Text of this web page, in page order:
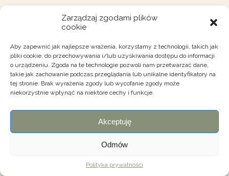
Zarządzaj zgodami plików
cookie
Aby zapewnić jak najlepsze wrażenia, korzystamy z technologii, takich jak
pliki cookie, do przechowywania i/lub uzyskiwania dostępu do informacji
o urządzeniu. Zgoda na te technologie pozwoli nam przetwarzać dane,
takie jak zachowanie podczas przeglądania lub unikalne identyfikatory na
tej stronie. Brak wyrażenia zgody lub wycofanie zgody może
niekorzystnie wpłynąć na niektóre cechy i funkcje.
Akceptuję
Odmów
Polityka prywatności